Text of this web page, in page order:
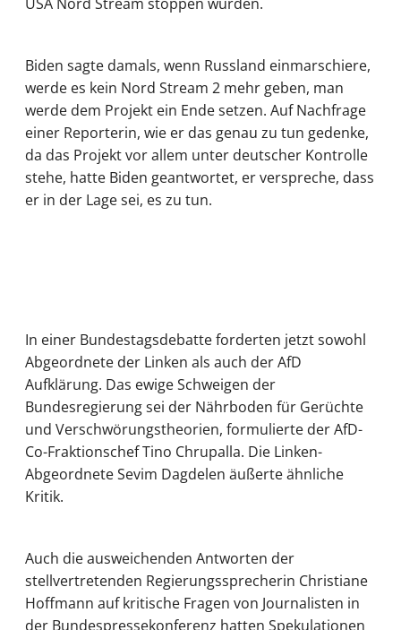
Biden sagte damals, wenn Russland einmarschiere,
werde es kein Nord Stream 2 mehr geben, man
werde dem Projekt ein Ende setzen. Auf Nachfrage
einer Reporterin, wie er das genau zu tun gedenke,
da das Projekt vor allem unter deutscher Kontrolle
stehe, hatte Biden geantwortet, er verspreche, dass
er in der Lage sei, es zu tun.
In einer Bundestagsdebatte forderten jetzt sowohl
Abgeordnete der Linken als auch der AfD
Aufklärung. Das ewige Schweigen der
Bundesregierung sei der Nährboden für Gerüchte
und Verschwörungstheorien, formulierte der AfD-
Co-Fraktionschef Tino Chrupalla. Die Linken-
Abgeordnete Sevim Dagdelen äußerte ähnliche
Kritik.
Auch die ausweichenden Antworten der
stellvertretenden Regierungssprecherin Christiane
Hoffmann auf kritische Fragen von Journalisten in
der Bundespressekonferenz hatten Spekulationen